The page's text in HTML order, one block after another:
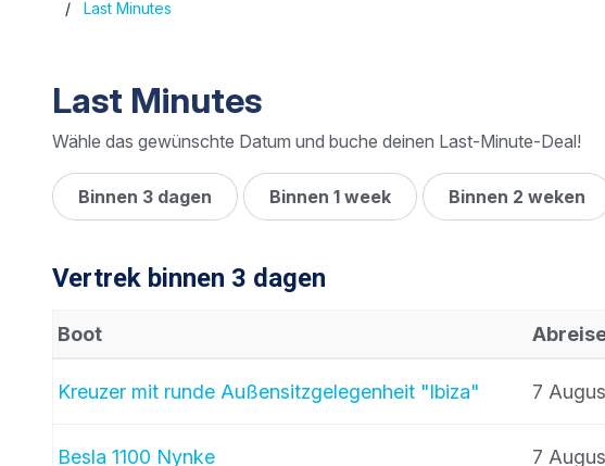
Last Minutes
Last Minutes
Wähle das gewünschte Datum und buche deinen Last-Minute-Deal!
Binnen 3 dagen Binnen 1 week Binnen 2 weken
Vertrek binnen 3 dagen
Boot
Kreuzer mit runde Außensitzgelegenheit "Ibiza" 7
Besla 1100 Nynke 7